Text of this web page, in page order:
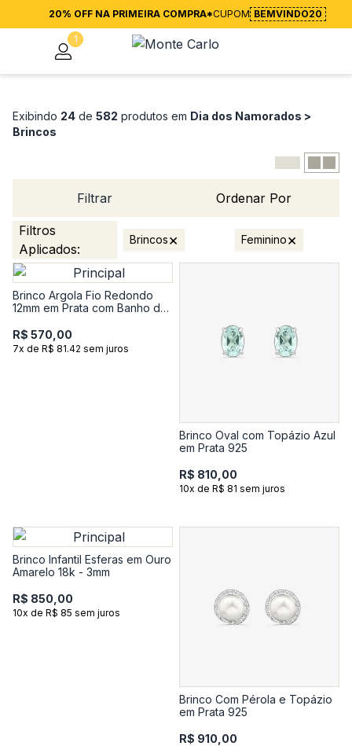
20% OFF NA PRIMEIRA COMPRA*CUPOM BEMVINDO20
1
Exibindo 24 de 582 produtos em Dia dos Namorados >
Brincos
Filtrar Ordenar Por
Filtros
Aplicados:
Brincos× Feminino×
Brinco Argola Fio Redondo
12mm em Prata com Banho de
R$ 570,00
7x de R$ 81.42 sem juros
Brinco Oval com Topázio Azul
em Prata 925
R$ 810,00
10x de R$ 81 sem juros
Brinco Infantil Esferas em Ouro
Amarelo 18k - 3mm
R$ 850,00
10x de R$ 85 sem juros
Brinco Com Pérola e Topázio
em Prata 925
R$ 910,00